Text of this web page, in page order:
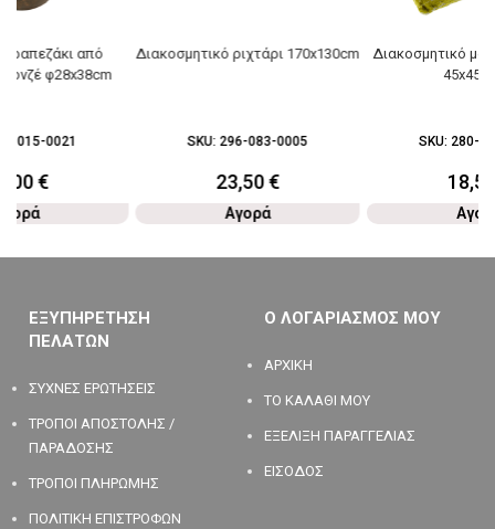
τραπεζάκι από
φ28x38cm
015-0021
€
Διακοσμητικό ριχτάρι 170x130cm
SKU: 296-083-0005
23,50€
Αγορά
Διακοσμητικό
SKU: 280-
ΕΞΥΠΗΡΕΤΗΣΗ
ΠΕΛΑΤΩΝ
ΣΥΧΝΕΣ ΕΡΩΤΗΣΕΙΣ
ΤΡΟΠΟΙ ΑΠΟΣΤΟΛΗΣ /
ΠΑΡΑΔΟΣΗΣ
ΤΡΟΠΟΙ ΠΛΗΡΩΜΗΣ
ΠΟΛΙΤΙΚΗ ΕΠΙΣΤΡΟΦΩΝ
Ο ΛΟΓΑΡΙΑΣΜΟΣ ΜΟΥ
ΑΡΧΙΚΗ
ΤΟ ΚΑΛΑΘΙ ΜΟΥ
ΕΞΕΛΙΞΗ ΠΑΡΑΓΓΕΛΙΑΣ
ΕΙΣΟΔΟΣ